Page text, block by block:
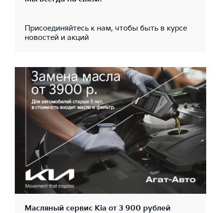
Присоединяйтесь к нам, чтобы быть в курсе
новостей и акций
Масляный сервис Kia от 3 900 рублей